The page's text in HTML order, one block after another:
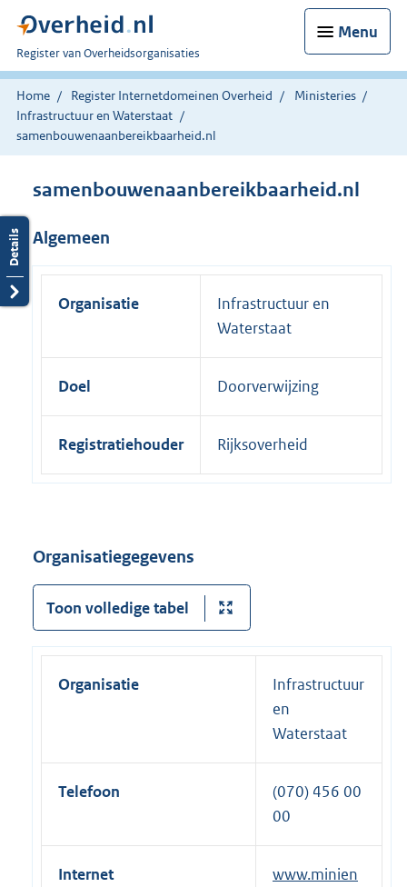
Menu
U
bent
nu
hier:
Register van Overheidsorganisaties
Home Register Internetdomeinen Overheid
Ministeries
Infrastructuur en Waterstaat
samenbouwenaanbereikbaarheid.nl
samenbouwenaanbereikbaarheid.nl
Algemeen
Organisatie
Infrastructuur en
Waterstaat
Doel Doorverwijzing
Registratiehouder Rijksoverheid
Organisatiegegevens
Toon volledige tabel
Organisatie
Infrastructuur
en
Waterstaat
Telefoon
(070) 456 00
00
Internet
www.minien